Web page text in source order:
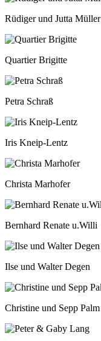
Rüdiger und Jutta Müller
Quartier Brigitte
Petra Schraß
Iris Kneip-Lentz
Christa Marhofer
Bernhard Renate u.Willi
Ilse und Walter Degen
Christine und Sepp Palm